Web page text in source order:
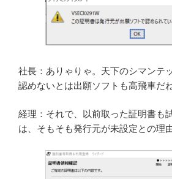
社長：ありゃりゃ。天下のシマンテ
認めないとは出願ソフトも高飛車だね
経理：それで、以前取った証明書も
は、そもそも発行元が未設定との理